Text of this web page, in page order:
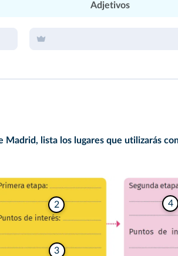
Adjetivos
lista los lugares que utilizarás
2
3
4